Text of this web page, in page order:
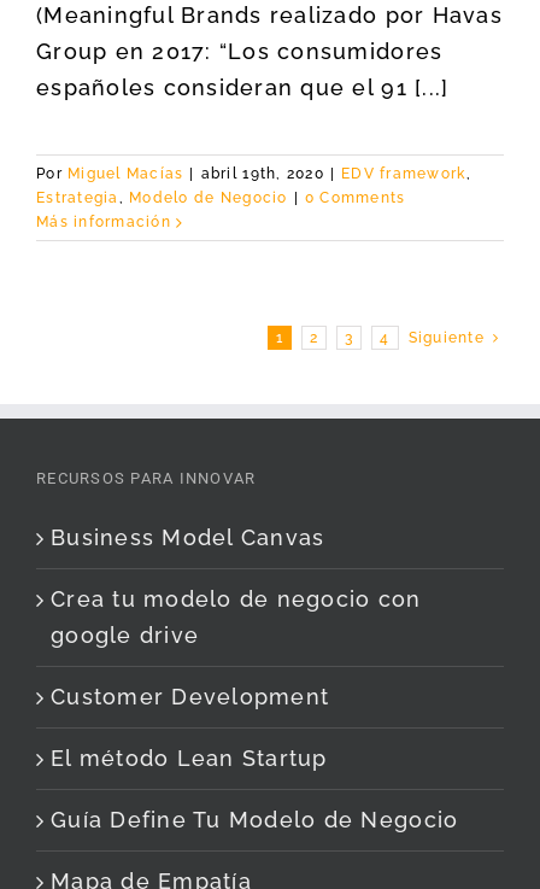
(Meaningful Brands realizado por Havas
Group en 2017: “Los consumidores
españoles consideran que el 91 [...]
Por Miguel Macías | abril 19th, 2020 | EDV framework
Estrategia
Modelo de Negocio | 0 Comments
Más información
1 2 3 4 Siguiente
RECURSOS PARA INNOVAR
Business Model Canvas
Crea tu modelo de negocio con
google drive
Customer Development
El método Lean Startup
Guía Define Tu Modelo de Negocio
Mapa de Empatía